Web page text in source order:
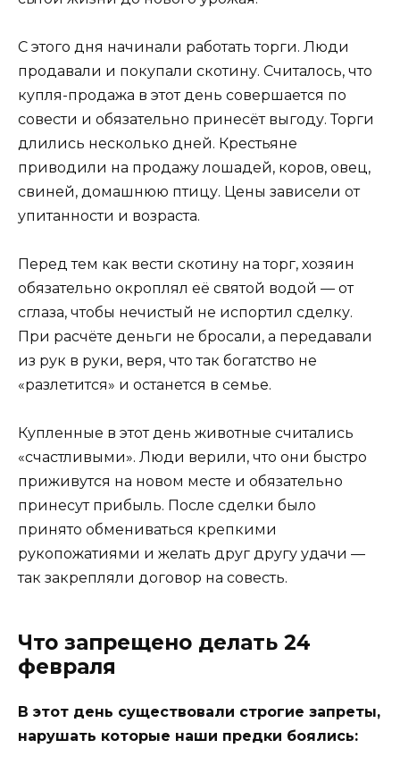
С этого дня начинали работать торги. Люди
продавали и покупали скотину. Считалось, что
купля-продажа в этот день совершается по
совести и обязательно принесёт выгоду. Торги
длились несколько дней. Крестьяне
приводили на продажу лошадей, коров, овец,
свиней, домашнюю птицу. Цены зависели от
упитанности и возраста.
Перед тем как вести скотину на торг, хозяин
обязательно окроплял её святой водой — от
сглаза, чтобы нечистый не испортил сделку.
При расчёте деньги не бросали, а передавали
из рук в руки, веря, что так богатство не
«разлетится» и останется в семье.
Купленные в этот день животные считались
«счастливыми». Люди верили, что они быстро
приживутся на новом месте и обязательно
принесут прибыль. После сделки было
принято обмениваться крепкими
рукопожатиями и желать друг другу удачи —
так закрепляли договор на совесть.
Что запрещено делать 24
февраля
В этот день существовали строгие запреты,
нарушать которые наши предки боялись: